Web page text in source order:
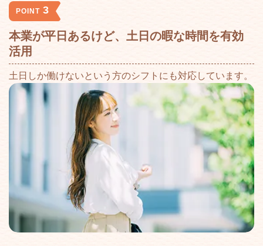
POINT 3
本業が平日あるけど、土日の暇な時間を有効
活用
土日しか働けないという方のシフトにも対応しています。